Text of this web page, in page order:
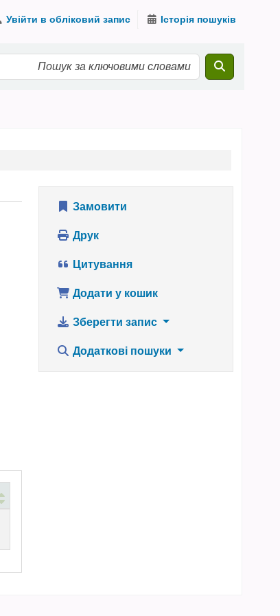
Увійти в обліковий запис Історія пошуків
Замовити
Друк
Цитування
Додати у кошик
Зберегти запис
Додаткові пошуки